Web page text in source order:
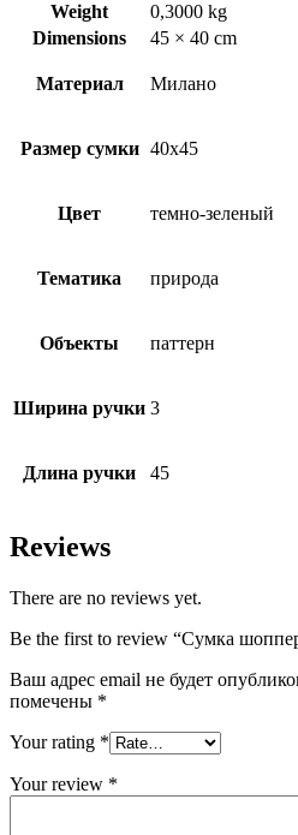
Weight
0,3000 kg
Dimensions
45 × 40 cm
Материал Милано
Размер сумки 40х45
Цвет темно-зеленый
Тематика природа
Объекты паттерн
Ширина ручки 3
Длина ручки 45
Reviews
There are no reviews yet.
Be the first to review “Сумка
Ваш адрес email не будет
помечены *
Your rating *
Your review *